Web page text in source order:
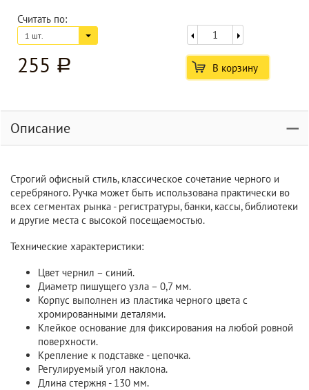
Считать по:
1 шт.
255 a В корзину
Описание
Строгий офисный стиль, классическое сочетание черного и
серебряного. Ручка может быть использована практически во
всех сегментах рынка - регистратуры, банки, кассы, библиотеки
и другие места с высокой посещаемостью.
Технические характеристики:
Цвет чернил – синий.
Диаметр пишущего узла – 0,7 мм.
Корпус выполнен из пластика черного цвета с
хромированными деталями.
Клейкое основание для фиксирования на любой ровной
поверхности.
Крепление к подставке - цепочка.
Регулируемый угол наклона.
Длина стержня - 130 мм.